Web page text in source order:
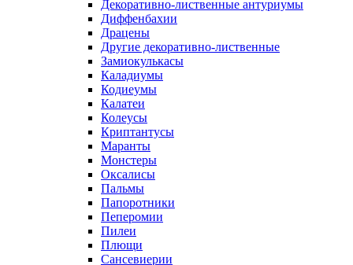
Декоративно-лиственные антуриумы
Диффенбахии
Драцены
Другие декоративно-лиственные
Замиокулькасы
Каладиумы
Кодиеумы
Калатеи
Колеусы
Криптантусы
Маранты
Монстеры
Оксалисы
Пальмы
Папоротники
Пеперомии
Пилеи
Плющи
Сансевиерии